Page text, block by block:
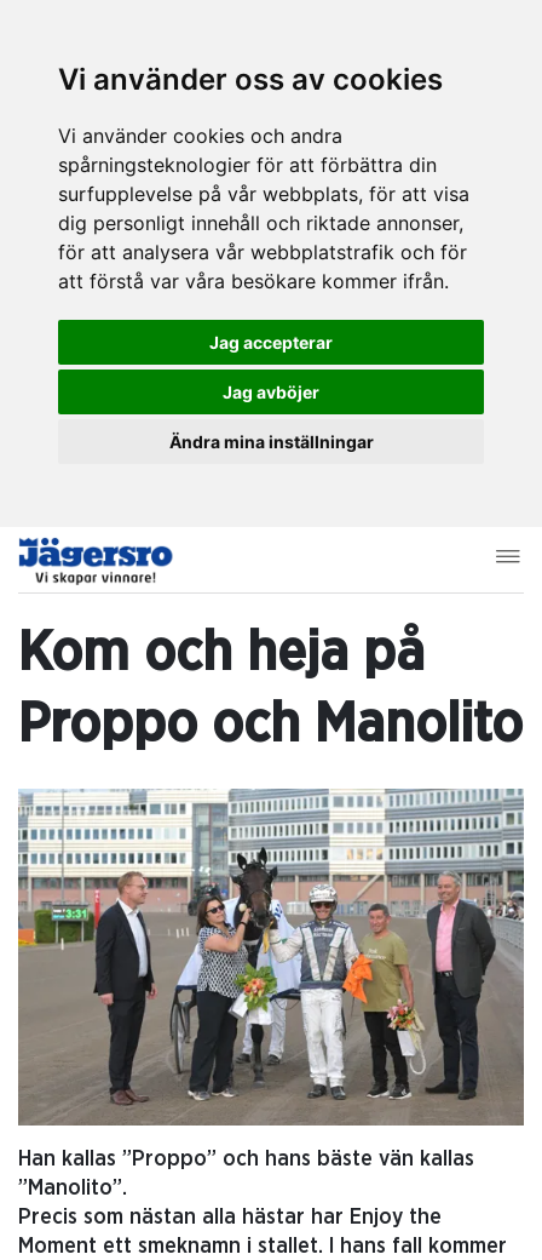
Vi använder oss av cookies
Vi använder cookies och andra
spårningsteknologier för att förbättra din
surfupplevelse på vår webbplats, för att visa
dig personligt innehåll och riktade annonser,
för att analysera vår webbplatstrafik och för
att förstå var våra besökare kommer ifrån.
Jag accepterar
Jag avböjer
Ändra mina inställningar
Kom och heja på
Proppo och Manolito
Han kallas ”Proppo” och hans bäste vän kallas
”Manolito”.
Precis som nästan alla hästar har Enjoy the
Moment ett smeknamn i stallet. I hans fall kommer